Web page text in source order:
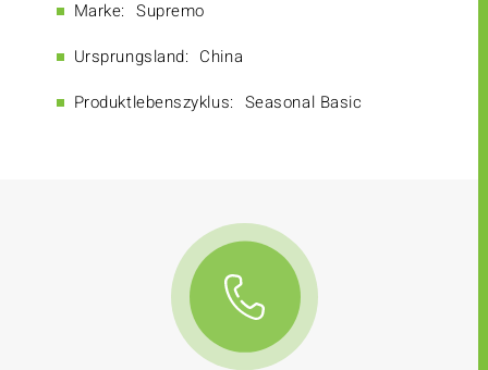
Marke: Supremo
Ursprungsland: China
Produktlebenszyklus: Seasonal Basic